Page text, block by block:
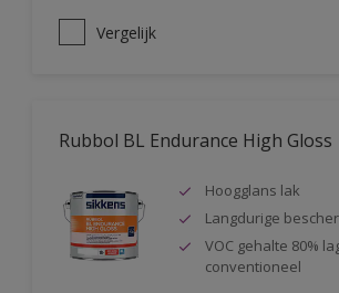
Vergelijk
Rubbol BL Endurance High Gloss
Hoogglans lak
Langdurige
VOC gehalte 80%
conventioneel